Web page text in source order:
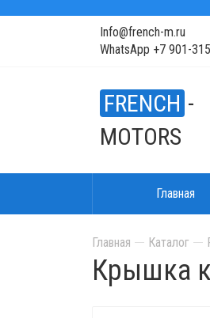
Info@french-m.ru
WhatsApp +7 901-
FRENCH -
MOTORS
Главная
Главная Каталог
Крышка